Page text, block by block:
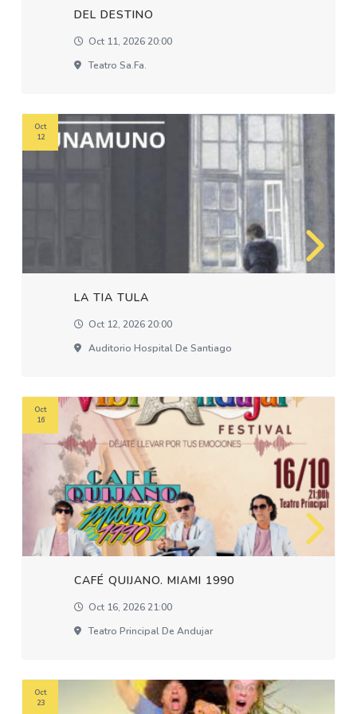
DEL DESTINO
Oct 11, 2026 20:00
Teatro Sa.fa.
LA TIA TULA
Oct 12, 2026 20:00
Auditorio Hospital De Santiago
Oct
12
CAFÉ QUIJANO. MIAMI 1990
Oct 16, 2026 21:00
Teatro Principal De Andujar
Oct
16
Oct
23